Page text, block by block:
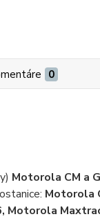
0
Motorola CM a
Motorola
Motorola